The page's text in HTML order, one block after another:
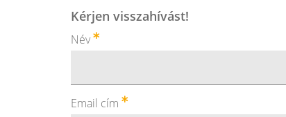
Kérjen visszahívást!
Név
Email cím